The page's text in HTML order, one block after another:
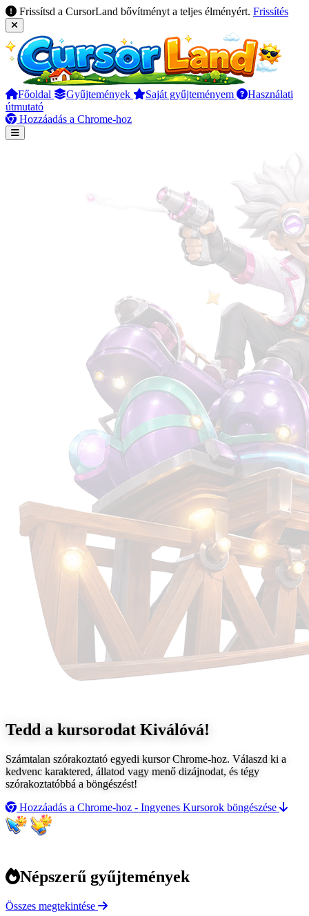
Frissítsd a CursorLand bővítményt a teljes élményért. Frissítés
Főoldal Gyűjtemények Saját gyűjteményem
Használati
útmutató
Hozzáadás a Chrome-hoz
Tedd a kursorodat Kiválóvá!
Számtalan szórakoztató egyedi kursor Chrome-hoz. Válaszd ki a
kedvenc karaktered, állatod vagy menő dizájnodat, és tégy
szórakoztatóbbá a böngészést!
Hozzáadás a Chrome-hoz - Ingyenes Kursorok böngészése
Népszerű gyűjtemények
Összes megtekintése